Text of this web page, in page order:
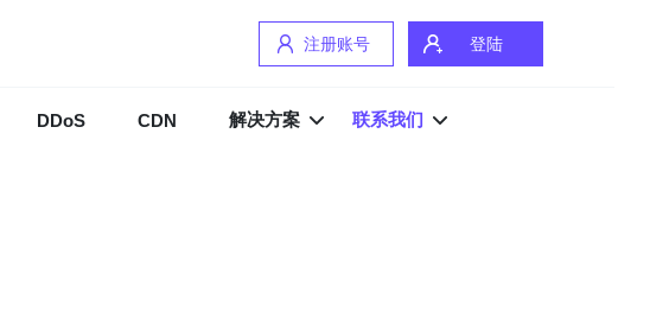
注册账号 登陆
DDoS CDN 解决方案 联系我们